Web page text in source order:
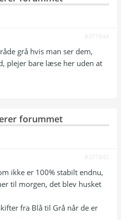
#371844
grå hvis man ser dem,
plejer bare læse her uden at
forummet
#371845
ikke er 100% stabilt endnu,
til morgen, det blev husket
fra Blå til Grå når de er